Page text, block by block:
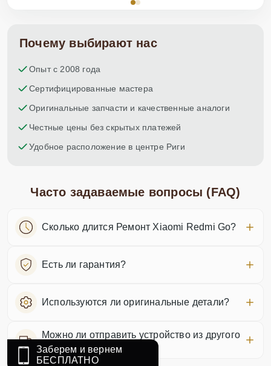
Почему выбирают нас
Опыт с 2008 года
Сертифицированные мастера
Оригинальные запчасти и качественные аналоги
Честные цены без скрытых платежей
Удобное расположение в центре Риги
Часто задаваемые вопросы (FAQ)
Сколько длится Ремонт Xiaomi Redmi Go?
Есть ли гарантия?
Используются ли оригинальные детали?
Можно ли отправить устройство из другого
города?
Заберем и вернем
БЕСПЛАТНО